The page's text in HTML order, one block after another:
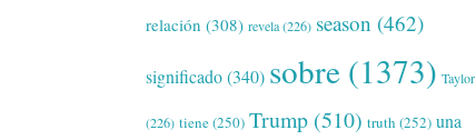
relación (308) revela(226) season (462)
significado(340) sobre (1373) Taylor
(226) tiene(250) Trump (510) truth (252) una